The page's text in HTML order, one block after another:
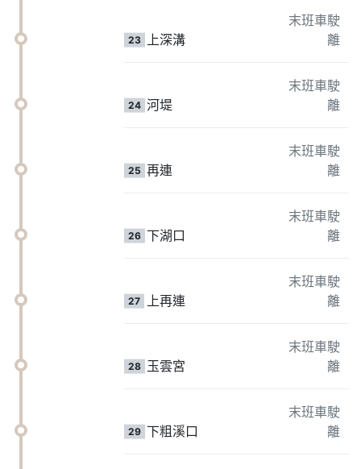
23 上深溝
末班車駛
離
24 河堤
末班車駛
離
25 再連
末班車駛
離
26 下湖口
末班車駛
離
27 上再連
末班車駛
離
28 玉雲宮
末班車駛
離
29 下粗溪口
末班車駛
離